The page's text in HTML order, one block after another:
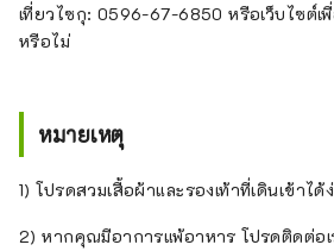
เที่ยวไซกุ: 0596-67-6850 หรือเว็บไซต์
หรือไม่
หมายเหตุ
1) โปรดสวมเสื้อผ้าและรองเท้าที่เดินเข้าได้
2) หากคุณมีอาการแพ้อาหาร โปรดติดต่อเ